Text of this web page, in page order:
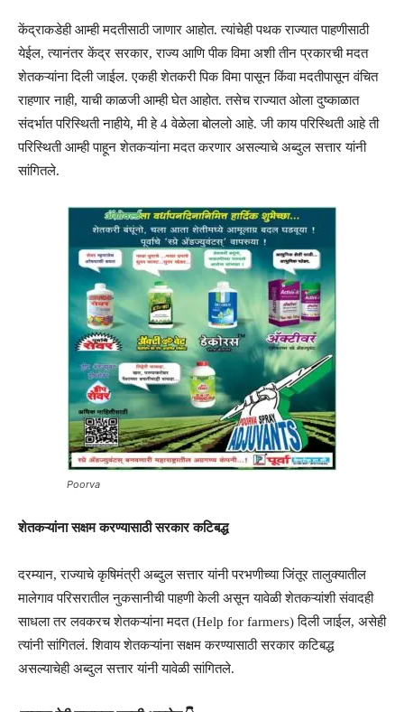
केंद्राकडेही आम्ही मदतीसाठी जाणार आहोत. त्यांचेही पथक राज्यात पाहणीसाठी
येईल, त्यानंतर केंद्र सरकार, राज्य आणि पीक विमा अशी तीन प्रकारची मदत
शेतकऱ्यांना दिली जाईल. एकही शेतकरी पिक विमा पासून किंवा मदतीपासून वंचित
राहणार नाही, याची काळजी आम्ही घेत आहोत. तसेच राज्यात ओला दुष्काळात
संदर्भात परिस्थिती नाहीये, मी हे 4 वेळेला बोललो आहे. जी काय परिस्थिती आहे ती
परिस्थिती आम्ही पाहून शेतकऱ्यांना मदत करणार असल्याचे अब्दुल सत्तार यांनी
सांगितले.
Poorva
शेतकऱ्यांना सक्षम करण्यासाठी सरकार कटिबद्ध
दरम्यान, राज्याचे कृषिमंत्री अब्दुल सत्तार यांनी परभणीच्या जिंतूर तालुक्यातील
मालेगाव परिसरातील नुकसानीची पाहणी केली असून यावेळी शेतकऱ्यांशी संवादही
साधला तर लवकरच शेतकऱ्यांना मदत (Help for farmers) दिली जाईल, असेही
त्यांनी सांगितलं. शिवाय शेतकऱ्यांना सक्षम करण्यासाठी सरकार कटिबद्ध
असल्याचेही अब्दुल सत्तार यांनी यावेळी सांगितले.